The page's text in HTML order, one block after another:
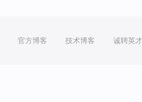
官方博客 技术博客 诚聘英才